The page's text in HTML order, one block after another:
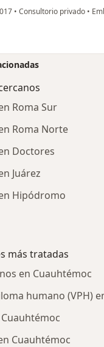
• Consultorio privado •
Roma Sur
Roma Norte
Doctores
Juárez
Hipódromo
más tratadas
en Cuauhtémoc
humano (VPH)
Cuauhtémoc